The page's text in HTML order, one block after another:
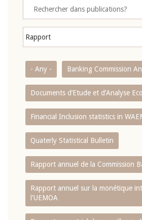
- Any - Banking Commission
Documents d’Etude et d’Analyse
Financial Inclusion statistics in
Quaterly Statistical Bulletin
Rapport annuel de la Commission
Rapport annuel sur la monétique
l'UEMOA